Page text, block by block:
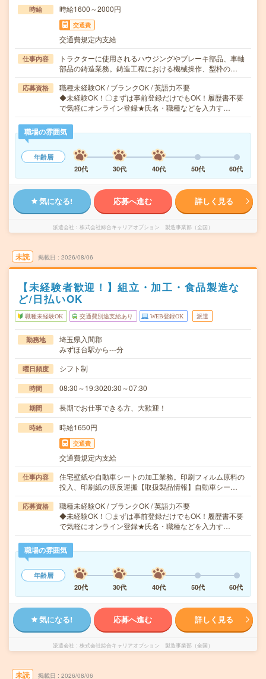
時給 時給1600～2000円
交通費
交通費規定内支給
仕事内容
トラクターに使用されるハウジングやブレーキ部品、車軸
部品の鋳造業務。鋳造工程における機械操作、型枠の…
応募資格
職種未経験OK / ブランクOK / 英語力不要
◆未経験OK！〇まずは事前登録だけでもOK！履歴書不要
で気軽にオンライン登録★氏名・職種などを入力す…
職場の雰囲気
年齢層
20代
30代 40代 50代 60代
気になる! 応募へ進む 詳しく見る
派遣会社 株式会社綜合キャリアオプション 製造事業部（全国）
未読 掲載日 2026/08/06
【未経験者歓迎！】組立・加工・食品製造な
ど/日払いOK
職種未経験OK 交通費別途支給あり WEB登録OK 派遣
勤務地
埼玉県入間郡
みずほ台駅から---分
曜日頻度 シフト制
時間 08:30～19:3020:30～07:30
期間 長期でお仕事できる方、大歓迎！
時給 時給1650円
交通費
交通費規定内支給
仕事内容
住宅壁紙や自動車シートの加工業務。印刷フィルム原料の
投入、印刷紙の原反運搬【取扱製品情報】自動車シー…
応募資格
職種未経験OK / ブランクOK / 英語力不要
◆未経験OK！〇まずは事前登録だけでもOK！履歴書不要
で気軽にオンライン登録★氏名・職種などを入力す…
職場の雰囲気
年齢層
20代
30代 40代 50代 60代
気になる! 応募へ進む 詳しく見る
派遣会社 株式会社綜合キャリアオプション 製造事業部（全国）
未読 掲載日 2026/08/06